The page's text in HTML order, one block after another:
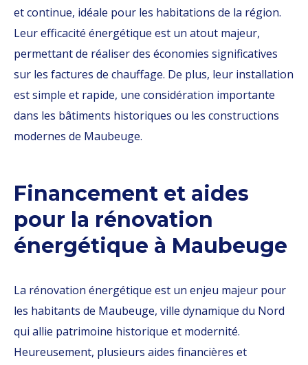
et continue, idéale pour les habitations de la région.
Leur efficacité énergétique est un atout majeur,
permettant de réaliser des économies significatives
sur les factures de chauffage. De plus, leur installation
est simple et rapide, une considération importante
dans les bâtiments historiques ou les constructions
modernes de Maubeuge.
Financement et aides
pour la rénovation
énergétique à Maubeuge
La rénovation énergétique est un enjeu majeur pour
les habitants de Maubeuge, ville dynamique du Nord
qui allie patrimoine historique et modernité.
Heureusement, plusieurs aides financières et